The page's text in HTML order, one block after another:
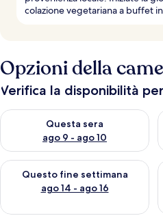
colazione vegetariana a buffet
Opzioni della
Verifica la disponibilità
Questa sera
ago 9 - ago 10
Verifica la disponibilità per
Questo fine settimana
ago 14 - ago 16
Verifica la disponibilità per